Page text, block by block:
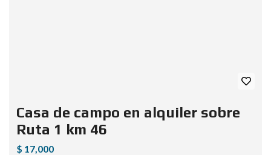
Casa de campo en alquiler sobre
Ruta 1 km 46
$ 17,000